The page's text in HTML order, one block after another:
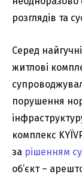
розглядів та
Серед
житлові
порушення
комплекс
за рішенням
об’єкт –